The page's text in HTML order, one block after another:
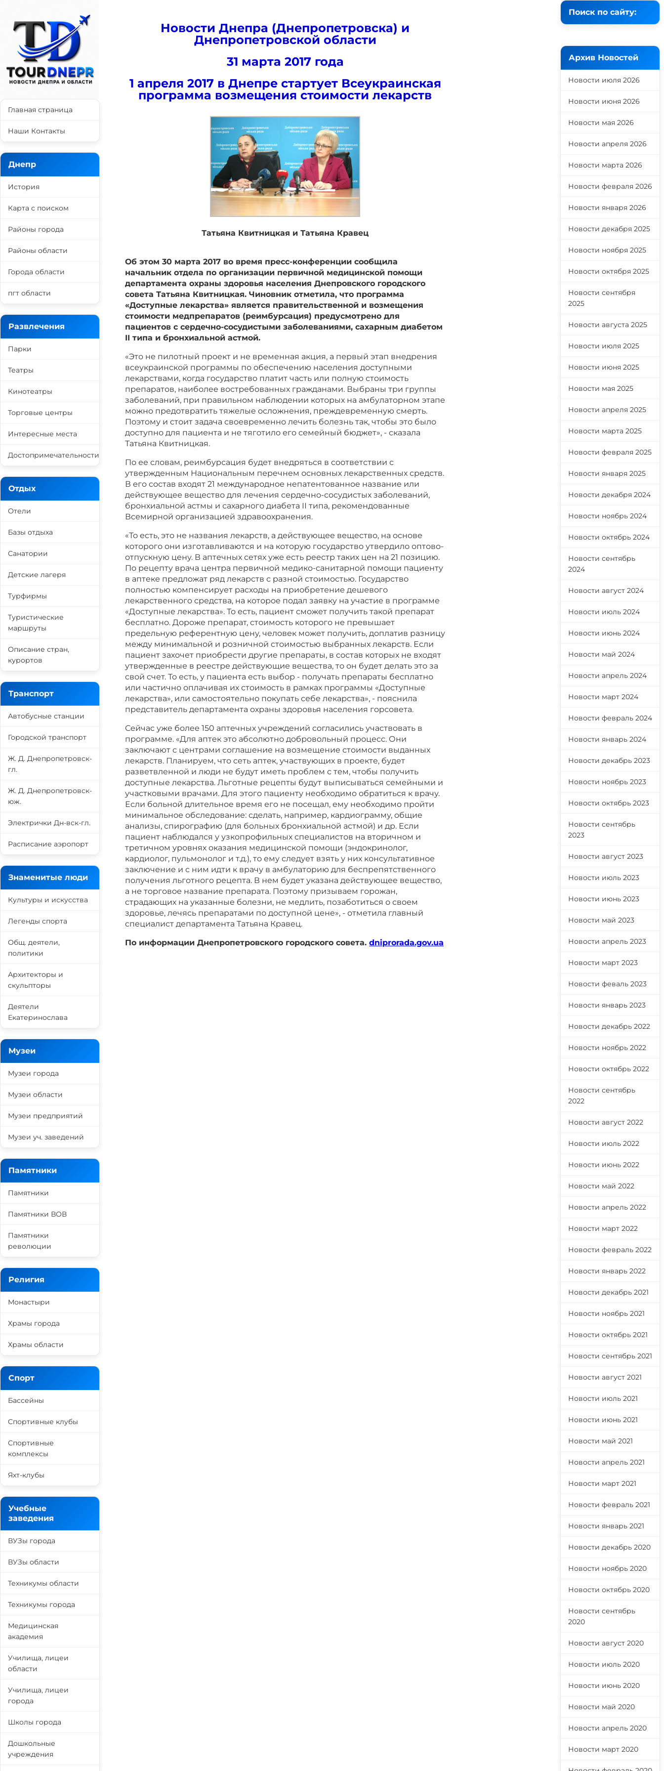
Новости Днепра (Днепропетровска) и
Днепропетровской области
31 марта 2017 года
1 апреля 2017 в Днепре стартует Всеукраинская
программа возмещения стоимости лекарств
Татьяна Квитницкая и Татьяна Кравец
Об этом 30 марта 2017 во время пресс-конференции сообщила
начальник отдела по организации первичной медицинской помощи
департамента охраны здоровья населения Днепровского городского
совета Татьяна Квитницкая. Чиновник отметила, что программа
«Доступные лекарства» является правительственной и возмещения
стоимости медпрепаратов (реимбурсация) предусмотрено для
пациентов с сердечно-сосудистыми заболеваниями, сахарным диабетом
II типа и бронхиальной астмой.
«Это не пилотный проект и не временная акция, а первый этап внедрения
всеукраинской программы по обеспечению населения доступными
лекарствами, когда государство платит часть или полную стоимость
препаратов, наиболее востребованных гражданами. Выбраны три группы
заболеваний, при правильном наблюдении которых на амбулаторном этапе
можно предотвратить тяжелые осложнения, преждевременную смерть.
Поэтому и стоит задача своевременно лечить болезнь так, чтобы это было
доступно для пациента и не тяготило его семейный бюджет», - сказала
Татьяна Квитницкая.
По ее словам, реимбурсация будет внедряться в соответствии с
утвержденным Национальным перечнем основных лекарственных средств.
В его состав входят 21 международное непатентованное название или
действующее вещество для лечения сердечно-сосудистых заболеваний,
бронхиальной астмы и сахарного диабета II типа, рекомендованные
Всемирной организацией здравоохранения.
«То есть, это не названия лекарств, а действующее вещество, на основе
которого они изготавливаются и на которую государство утвердило оптово-
отпускную цену. В аптечных сетях уже есть реестр таких цен на 21 позицию.
По рецепту врача центра первичной медико-санитарной помощи пациенту
в аптеке предложат ряд лекарств с разной стоимостью. Государство
полностью компенсирует расходы на приобретение дешевого
лекарственного средства, на которое подал заявку на участие в программе
«Доступные лекарства». То есть, пациент сможет получить такой препарат
бесплатно. Дороже препарат, стоимость которого не превышает
предельную референтную цену, человек может получить, доплатив разницу
между минимальной и розничной стоимостью выбранных лекарств. Если
пациент захочет приобрести другие препараты, в состав которых не входят
утвержденные в реестре действующие вещества, то он будет делать это за
свой счет. То есть, у пациента есть выбор - получать препараты бесплатно
или частично оплачивая их стоимость в рамках программы «Доступные
лекарства», или самостоятельно покупать себе лекарства», - пояснила
представитель департамента охраны здоровья населения горсовета.
Сейчас уже более 150 аптечных учреждений согласились участвовать в
программе. «Для аптек это абсолютно добровольный процесс. Они
заключают с центрами соглашение на возмещение стоимости выданных
лекарств. Планируем, что сеть аптек, участвующих в проекте, будет
разветвленной и люди не будут иметь проблем с тем, чтобы получить
доступные лекарства. Льготные рецепты будут выписываться семейными и
участковыми врачами. Для этого пациенту необходимо обратиться к врачу.
Если больной длительное время его не посещал, ему необходимо пройти
минимальное обследование: сделать, например, кардиограмму, общие
анализы, спирографию (для больных бронхиальной астмой) и др. Если
пациент наблюдался у узкопрофильных специалистов на вторичном и
третичном уровнях оказания медицинской помощи (эндокринолог,
кардиолог, пульмонолог и т.д.), то ему следует взять у них консультативное
заключение и с ним идти к врачу в амбулаторию для беспрепятственного
получения льготного рецепта. В нем будет указана действующее вещество,
а не торговое название препарата. Поэтому призываем горожан,
страдающих на указанные болезни, не медлить, позаботиться о своем
здоровье, лечясь препаратами по доступной цене», - отметила главный
специалист департамента Татьяна Кравец.
По информации Днепропетровского городского совета. dniprorada.gov.ua
Главная страница
Наши Контакты
Днепр
История
Карта с поиском
Районы города
Районы области
Города области
пгт области
Развлечения
Парки
Театры
Кинотеатры
Торговые центры
Интересные места
Достопримечательности
Отдых
Отели
Базы отдыха
Санатории
Детские лагеря
Турфирмы
Туристические
маршруты
Описание стран,
курортов
Транспорт
Автобусные станции
Городской транспорт
Ж. Д. Днепропетровск-
гл.
Ж. Д. Днепропетровск-
юж.
Электрички Дн-вск-гл.
Расписание аэропорт
Знаменитые люди
Культуры и искусства
Легенды спорта
Общ. деятели,
политики
Архитекторы и
скульпторы
Деятели
Екатеринослава
Музеи
Музеи города
Музеи области
Музеи предприятий
Музеи уч. заведений
Памятники
Памятники
Памятники ВОВ
Памятники
революции
Религия
Монастыри
Храмы города
Храмы области
Спорт
Бассейны
Спортивные клубы
Спортивные
комплексы
Яхт-клубы
Учебные
заведения
ВУЗы города
ВУЗы области
Техникумы области
Техникумы города
Медицинская
академия
Училища, лицеи
области
Училища, лицеи
города
Школы города
Дошкольные
учреждения
Поиск по сайту:
Архив Новостей
Новости июля 2026
Новости июня 2026
Новости мая 2026
Новости апреля 2026
Новости марта 2026
Новости февраля 2026
Новости января 2026
Новости декабря 2025
Новости ноября 2025
Новости октября 2025
Новости сентября
2025
Новости августа 2025
Новости июля 2025
Новости июня 2025
Новости мая 2025
Новости апреля 2025
Новости марта 2025
Новости февраля 2025
Новости января 2025
Новости декабря 2024
Новости ноябрь 2024
Новости октябрь 2024
Новости сентябрь
2024
Новости август 2024
Новости июль 2024
Новости июнь 2024
Новости май 2024
Новости апрель 2024
Новости март 2024
Новости февраль 2024
Новости январь 2024
Новости декабрь 2023
Новости ноябрь 2023
Новости октябрь 2023
Новости сентябрь
2023
Новости август 2023
Новости июль 2023
Новости июнь 2023
Новости май 2023
Новости апрель 2023
Новости март 2023
Новости феваль 2023
Новости январь 2023
Новости декабрь 2022
Новости ноябрь 2022
Новости октябрь 2022
Новости сентябрь
2022
Новости август 2022
Новости июль 2022
Новости июнь 2022
Новости май 2022
Новости апрель 2022
Новости март 2022
Новости февраль 2022
Новости январь 2022
Новости декабрь 2021
Новости ноябрь 2021
Новости октябрь 2021
Новости сентябрь 2021
Новости август 2021
Новости июль 2021
Новости июнь 2021
Новости май 2021
Новости апрель 2021
Новости март 2021
Новости февраль 2021
Новости январь 2021
Новости декабрь 2020
Новости ноябрь 2020
Новости октябрь 2020
Новости сентябрь
2020
Новости август 2020
Новости июль 2020
Новости июнь 2020
Новости май 2020
Новости апрель 2020
Новости март 2020